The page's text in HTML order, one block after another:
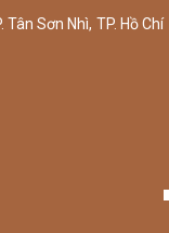
Sơn Nhì, TP. Hồ Chí